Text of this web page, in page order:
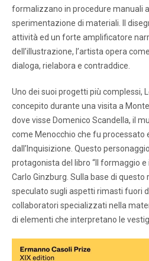
formalizzano in procedure manuali
sperimentazione di materiali. Il
attività ed un forte amplificatore
dell’illustrazione, l’artista opera
dialoga, rielabora e contraddice.
Uno dei suoi progetti più complessi,
concepito durante una visita a
dove visse Domenico Scandella, il
come Menocchio che fu processato
dall’Inquisizione. Questo
protagonista del libro “Il formaggio e
Carlo Ginzburg. Sulla base di questo
speculato sugli aspetti rimasti fuori
collaboratori specializzati nella
di elementi che interpretano le